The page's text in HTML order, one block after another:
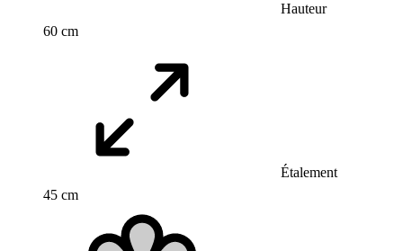
Hauteur
60 cm
Étalement
45 cm